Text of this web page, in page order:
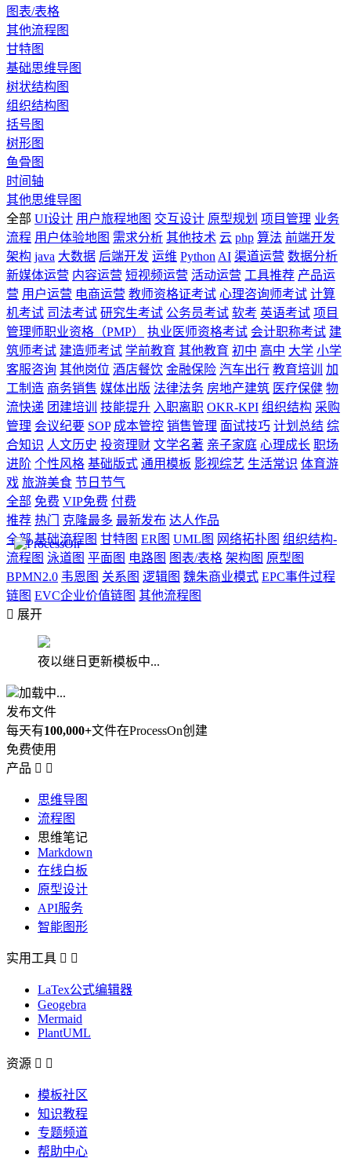
图表/表格
其他流程图
甘特图
基础思维导图
树状结构图
组织结构图
括号图
树形图
鱼骨图
时间轴
其他思维导图
全部 UI设计 用户旅程地图 交互设计 原型规划 项目管理 业务
流程 用户体验地图 需求分析 其他技术 云 php 算法 前端开发
架构 java 大数据 后端开发 运维 Python AI 渠道运营 数据分析
新媒体运营 内容运营 短视频运营 活动运营 工具推荐 产品运
营 用户运营 电商运营 教师资格证考试 心理咨询师考试 计算
机考试 司法考试 研究生考试 公务员考试 软考 英语考试 项目
管理师职业资格（PMP）
执业医师资格考试 会计职称考试 建
筑师考试 建造师考试 学前教育 其他教育 初中 高中 大学 小学
客服咨询 其他岗位 酒店餐饮 金融保险 汽车出行 教育培训
加
工制造 商务销售 媒体出版 法律法务 房地产建筑 医疗保健 物
流快递 团建培训 技能提升 入职离职 OKR-KPI 组织结构 采购
管理 会议纪要 SOP 成本管控 销售管理 面试技巧 计划总结 综
合知识 人文历史 投资理财 文学名著 亲子家庭 心理成长 职场
进阶 个性风格 基础版式 通用模板 影视综艺 生活常识 体育游
戏 旅游美食 节日节气
全部 免费 VIP免费 付费
推荐 热门 克隆最多 最新发布 达人作品
全部 基础流程图 甘特图 ER图 UML图 网络拓扑图 组织结构-
流程图 泳道图 平面图 电路图 图表/表格 架构图 原型图
BPMN2.0 韦恩图 关系图 逻辑图 魏朱商业模式 EPC事件过程
链图 EVC企业价值链图 其他流程图
 展开
夜以继日更新模板中...
加载中...
发布文件
每天有100,000+文件在ProcessOn创建
免费使用
产品  
思维导图
流程图
思维笔记
Markdown
在线白板
原型设计
API服务
智能图形
实用工具  
LaTex公式编辑器
Geogebra
Mermaid
PlantUML
资源  
模板社区
知识教程
专题频道
帮助中心